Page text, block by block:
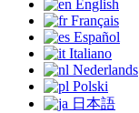
English
Français
Español
Italiano
Nederlands
Polski
日本語